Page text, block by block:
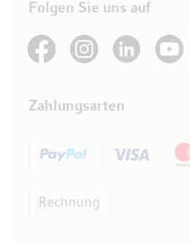
Folgen Sie uns auf
See our FacebookSee our Instagram account
See our LinkedIn
See our
Zahlungsarten
Rechnung